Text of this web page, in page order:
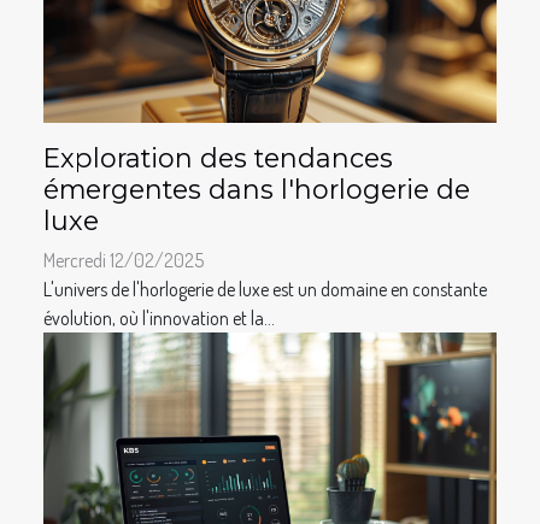
Exploration des tendances
émergentes dans l'horlogerie de
luxe
Mercredi 12/02/2025
L'univers de l'horlogerie de luxe est un domaine en constante
évolution, où l'innovation et la...